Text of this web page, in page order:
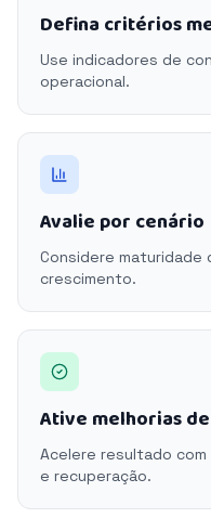
Defina critérios
Use indicadores de
operacional.
Avalie por cenário
Considere
crescimento.
Ative melhorias
Acelere resultado
e recuperação.